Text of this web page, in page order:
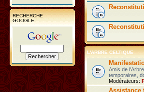
RECHERCHE
GOOGLE
L'ARBRE CELTIQUE
Amis de
temporaires,
Modérateurs:
Assistance